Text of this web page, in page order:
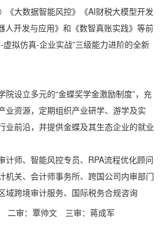
《大数据智能风控》《AI财税大模型开发
人开发与应用》和《数智真账实践》等前
拟仿真-企业实战”三级能力进阶的全新
院设立多元的“金蝶奖学金激励制度”，充
业资源，定期组织产业研学、游学及实
业前沿，并提供金蝶及其生态企业的就业
计师、智能风控专员、RPA流程优化顾问
机关、会计师事务所、跨国公司内审部门
域跨境审计服务、国际税务合规咨询
二审：覃帅文 三审：蒋成军